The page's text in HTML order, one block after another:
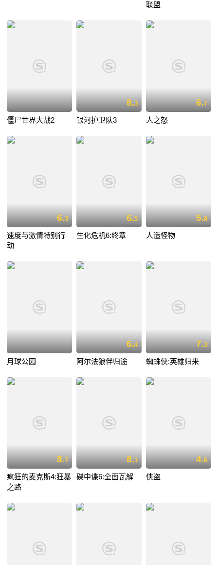
联盟
僵尸世界大战2
8.3
银河护卫队3
6.7
人之怒
6.3
速度与激情特别行
动
6.5
生化危机6:终章
5.8
人造怪物
月球公园
6.4
阿尔法狼伴归途
7.3
蜘蛛侠:英雄归来
8.7
疯狂的麦克斯4:狂暴
之路
8.1
碟中谍6:全面瓦解
4.6
侠盗